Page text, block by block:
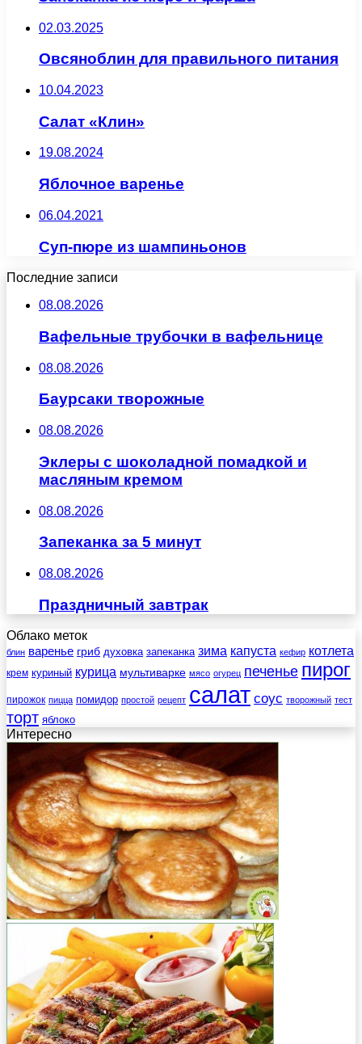
02.03.2025
Овсяноблин для правильного питания
10.04.2023
Салат «Клин»
19.08.2024
Яблочное варенье
06.04.2021
Суп-пюре из шампиньонов
Последние записи
08.08.2026
Вафельные трубочки в вафельнице
08.08.2026
Баурсаки творожные
08.08.2026
Эклеры с шоколадной помадкой и
масляным кремом
08.08.2026
Запеканка за 5 минут
08.08.2026
Праздничный завтрак
Облако меток
блин варенье гриб духовка запеканка зима капуста кефир котлета
крем куриный курица мультиварке мясо огурец печенье пирог
пирожок пицца помидор простой рецепт салат соус творожный тест
торт яблоко
Интересно